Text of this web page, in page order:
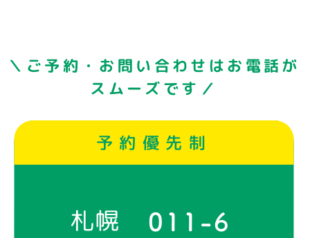
＼ご予約・お問い合わせはお電話が
スムーズです／
予約優先制
札幌
011-6